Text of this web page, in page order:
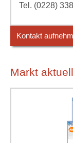
Tel. (0228)
Kontakt
Markt aktuell